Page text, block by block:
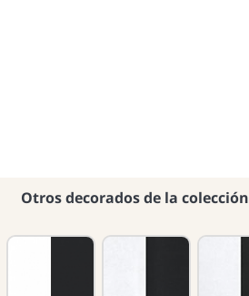
Otros decorados de la colección